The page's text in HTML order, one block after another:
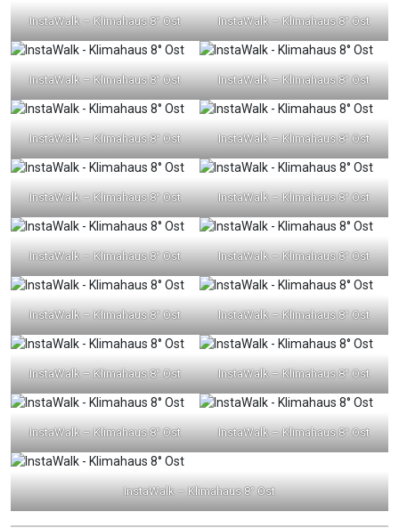
InstaWalk – Klimahaus 8° Ost InstaWalk – Klimahaus 8° Ost
InstaWalk – Klimahaus 8° Ost InstaWalk – Klimahaus 8° Ost
InstaWalk – Klimahaus 8° Ost InstaWalk – Klimahaus 8° Ost
InstaWalk – Klimahaus 8° Ost InstaWalk – Klimahaus 8° Ost
InstaWalk – Klimahaus 8° Ost InstaWalk – Klimahaus 8° Ost
InstaWalk – Klimahaus 8° Ost InstaWalk – Klimahaus 8° Ost
InstaWalk – Klimahaus 8° Ost InstaWalk – Klimahaus 8° Ost
InstaWalk – Klimahaus 8° Ost InstaWalk – Klimahaus 8° Ost
InstaWalk – Klimahaus 8° Ost